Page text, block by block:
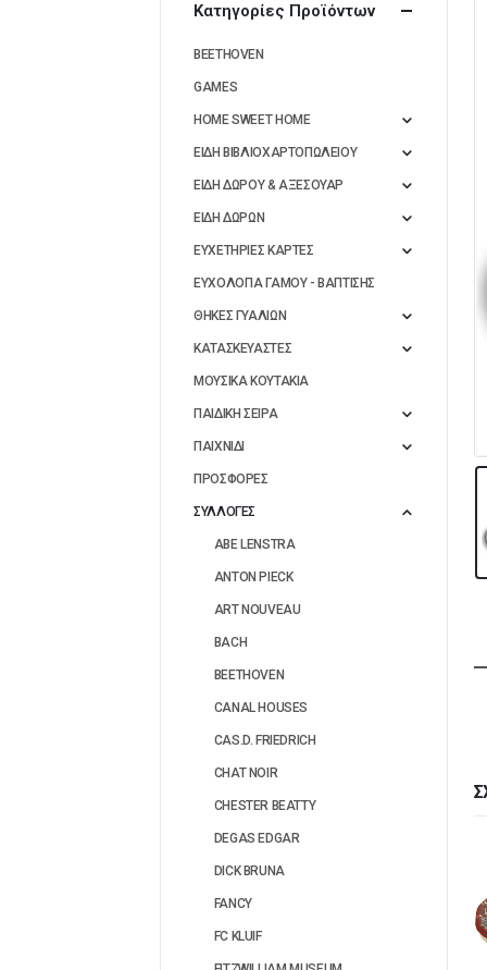
Κατηγορίες Προϊόντων
BEETHOVEN
GAMES
HOME SWEET HOME
ΕΙΔΗ ΒΙΒΛΙΟΧΑΡΤΟΠΩΛΕΙΟΥ
ΕΙΔΗ ΔΩΡΟΥ & ΑΞΕΣΟΥΑΡ
ΕΙΔΗ ΔΩΡΩΝ
ΕΥΧΕΤΗΡΙΕΣ ΚΑΡΤΕΣ
ΕΥΧΟΛΟΓΙΑ ΓΑΜΟΥ - ΒΑΠΤΙΣΗΣ
ΘΗΚΕΣ ΓΥΑΛΙΩΝ
ΚΑΤΑΣΚΕΥΑΣΤΕΣ
ΜΟΥΣΙΚΑ ΚΟΥΤΑΚΙΑ
ΠΑΙΔΙΚΗ ΣΕΙΡΑ
ΠΑΙΧΝΙΔΙ
ΠΡΟΣΦΟΡΕΣ
ΣΥΛΛΟΓΕΣ
ABE LENSTRA
ANTON PIECK
ART NOUVEAU
BACH
BEETHOVEN
CANAL HOUSES
CAS.D. FRIEDRICH
CHAT NOIR
CHESTER BEATTY
DEGAS EDGAR
DICK BRUNA
FANCY
FC KLUIF